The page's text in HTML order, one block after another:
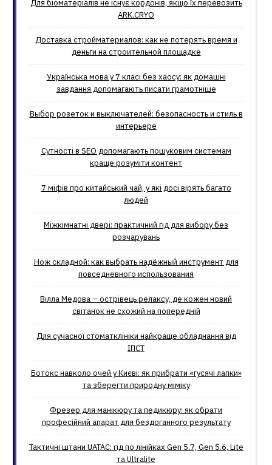
Для біоматеріалів не існує кордонів, якщо їх перевозить
ARK.CRYO
Доставка стройматериалов: как не потерять время и
деньги на строительной площадке
Українська мова у 7 класі без хаосу: як домашні
завдання допомагають писати грамотніше
Выбор розеток и выключателей: безопасность и стиль в
интерьере
Сутності в SEO допомагають пошуковим системам
краще розуміти контент
7 міфів про китайський чай, у які досі вірять багато
людей
Міжкімнатні двері: практичний гід для вибору без
розчарувань
Нож складной: как выбрать надёжный инструмент для
повседневного использования
Вілла Медова – острівець релаксу, де кожен новий
світанок не схожий на попередній
Для сучасної стоматклініки найкраще обладнання від
ІПСТ
Ботокс навколо очей у Києві: як прибрати «гусячі лапки»
та зберегти природну міміку
Фрезер для манікюру та педикюру: як обрати
професійний апарат для бездоганного результату
Тактичні штани UATAC: гід по лінійках Gen 5.7, Gen 5.6, Lite
та Ultralite